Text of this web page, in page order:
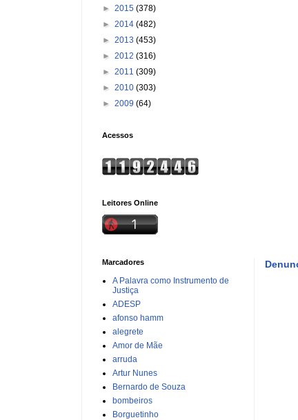
► 2015 (378)
► 2014 (482)
► 2013 (453)
► 2012 (316)
► 2011 (309)
► 2010 (303)
► 2009 (64)
Acessos
Leitores Online
Marcadores
A Palavra como Instrumento de
Justiça
ADESP
afonso hamm
alegrete
Amor de Mãe
arruda
Artur Nunes
Bernardo de Souza
bombeiros
Borguetinho